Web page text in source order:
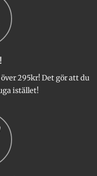
295kr! Det gör att du
istället!